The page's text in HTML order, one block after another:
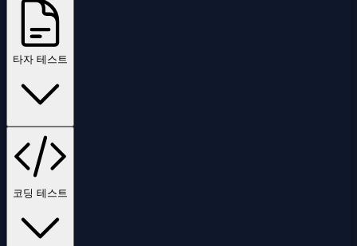
타자 테스트
코딩 테스트